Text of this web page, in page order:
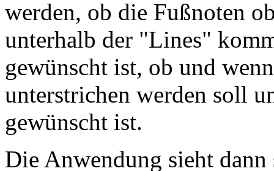
werden, ob die Fußnoten
unterhalb der "Lines"
gewünscht ist, ob und
unterstrichen werden soll
gewünscht ist.
Die Anwendung sieht